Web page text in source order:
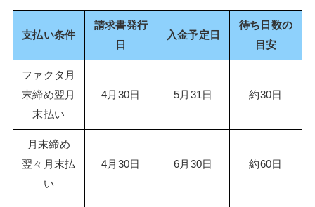
支払い条件
請求書発行
日
入金予定日
待ち日数の
目安
ファクタ月
末締め翌月
末払い
4月30日 5月31日 約30日
月末締め
翌々月末払
い
4月30日 6月30日 約60日